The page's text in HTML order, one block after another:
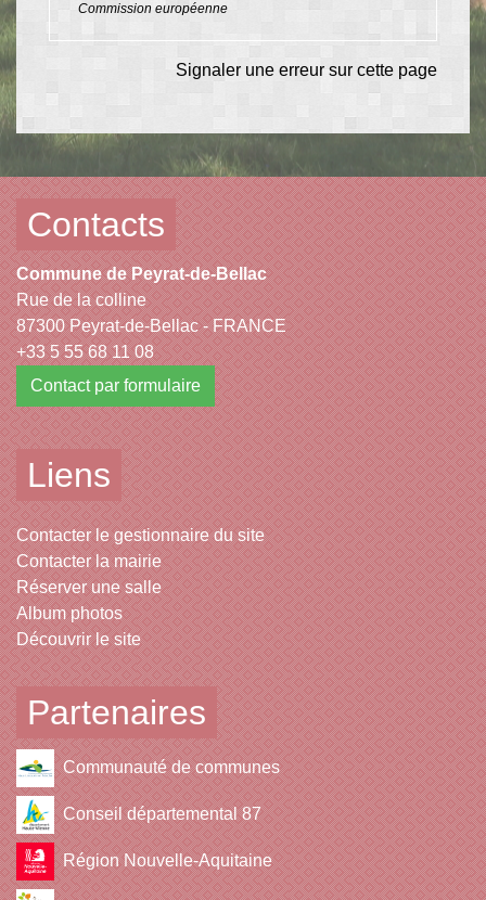
Commission européenne
Signaler une erreur sur cette page
Contacts
Commune de Peyrat-de-Bellac
Rue de la colline
87300 Peyrat-de-Bellac - FRANCE
+33 5 55 68 11 08
Contact par formulaire
Liens
Contacter le gestionnaire du site
Contacter la mairie
Réserver une salle
Album photos
Découvrir le site
Partenaires
Communauté de communes
Conseil départemental 87
Région Nouvelle-Aquitaine